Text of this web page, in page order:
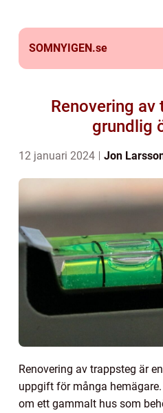
SOMNYIGEN.se
Renovering av
grundlig
12 januari 2024 Jon
Renovering av trappsteg är
uppgift för många
om ett gammalt hus som